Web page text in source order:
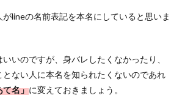
lineの名前表記を本名にしていると思いま
いのですが、身バレしたくなかったり、
ない人に本名を知られたくないのであれ
て名」に変えておきましょう。